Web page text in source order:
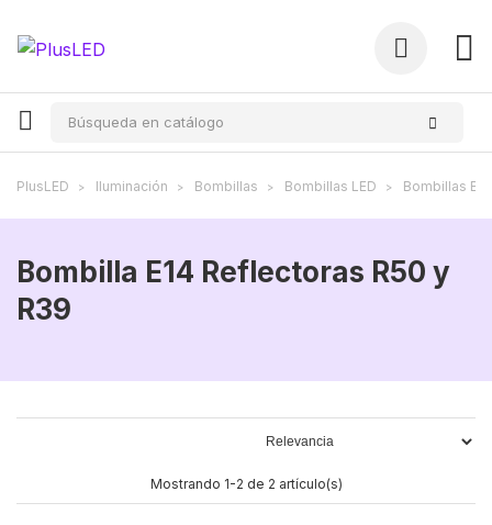
PlusLED Iluminación Bombillas Bombillas LED Bombillas
Bombilla E14 Reflectoras R50 y
R39
Mostrando 1-2 de 2 artículo(s)